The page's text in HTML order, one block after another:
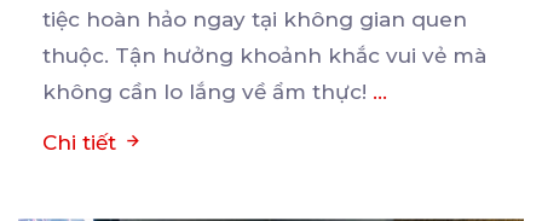
tiệc hoàn hảo ngay tại không gian quen
thuộc. Tận hưởng khoảnh khắc vui vẻ mà
không cần lo lắng về ẩm thực! ...
Chi tiết